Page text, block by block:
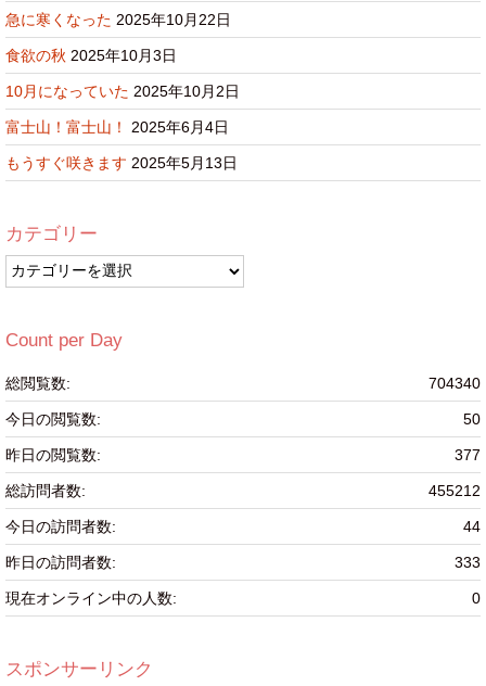
急に寒くなった 2025年10月22日
食欲の秋 2025年10月3日
10月になっていた 2025年10月2日
富士山！富士山！ 2025年6月4日
もうすぐ咲きます 2025年5月13日
カテゴリー
カ
テ
リ
Count per Day
704340
総閲覧数:
50
今日の閲覧数:
377
昨日の閲覧数:
455212
総訪問者数:
44
今日の訪問者数:
333
昨日の訪問者数:
0
現在オンライン中の人数:
スポンサーリンク